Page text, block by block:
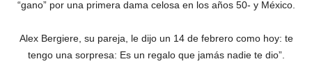
“gano” por una primera dama celosa en los años 50- y México.
Alex Bergiere, su pareja, le dijo un 14 de febrero como hoy: te
tengo una sorpresa: Es un regalo que jamás nadie te dio”.